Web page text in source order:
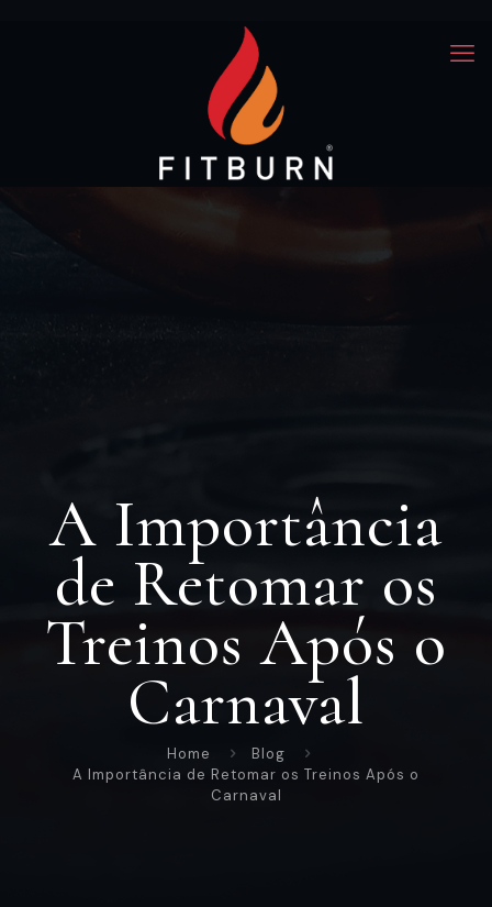
A Importância
de Retomar os
Treinos Após o
Carnaval
Home
Blog
A Importância de Retomar os Treinos Após o
Carnaval